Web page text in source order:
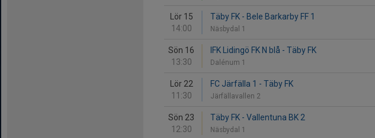
Lör 15
14:00
Täby FK - Bele Barkarby FF 1
Näsbydal 1
Sön 16
13:30
IFK Lidingö FK N blå - Täby FK
Dalénum 1
Lör 22
11:30
FC Järfälla 1 - Täby FK
Järfällavallen 2
Sön 23
12:30
Täby FK - Vallentuna BK 2
Näsbydal 1